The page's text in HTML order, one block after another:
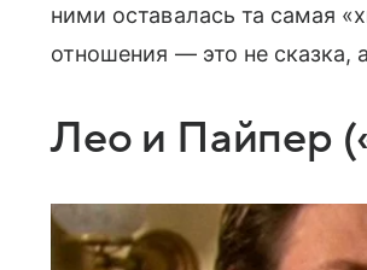
ними оставалась та самая
отношения — это не сказка,
Лео и Пайпер